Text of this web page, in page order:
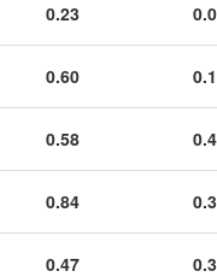
0.23
0.60
0.58
0.84
0.47